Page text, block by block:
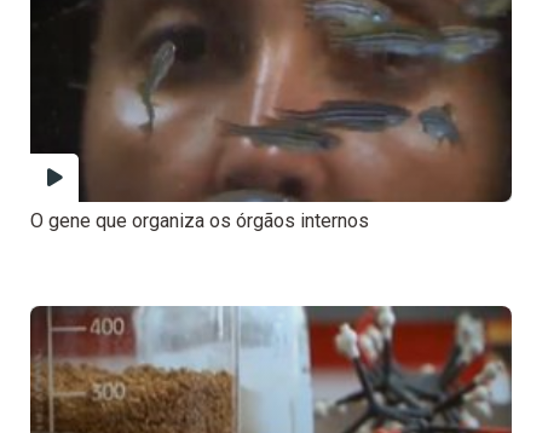
O gene que organiza os órgãos internos